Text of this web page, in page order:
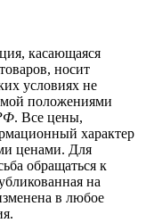
касающаяся
носит
условиях не
положениями
. Все цены,
характер
ценами. Для
обращаться к
на
в любое